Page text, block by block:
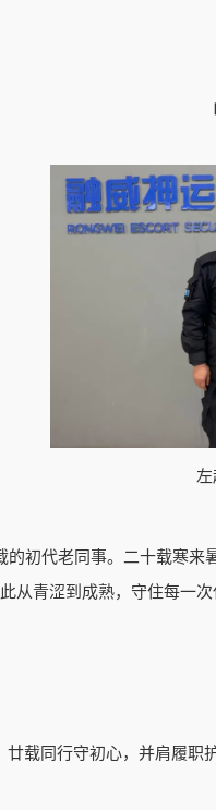
初代老同事。二十载寒
从青涩到成熟，守住每一
廿载同行守初心，并肩履职